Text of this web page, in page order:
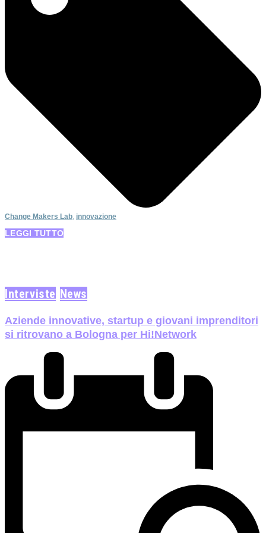
Change Makers Lab innovazione
LEGGI TUTTO
Interviste News
Aziende innovative, startup e giovani imprenditori
si ritrovano a Bologna per Hi!Network